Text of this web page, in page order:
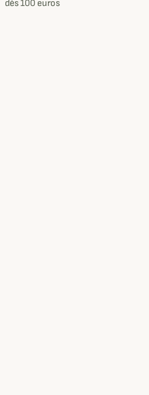
dès 100 euros